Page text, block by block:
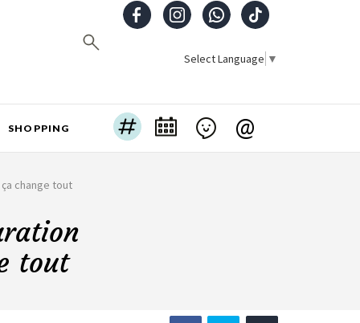
Select Language ▼
SHOPPING @
change tout
tout